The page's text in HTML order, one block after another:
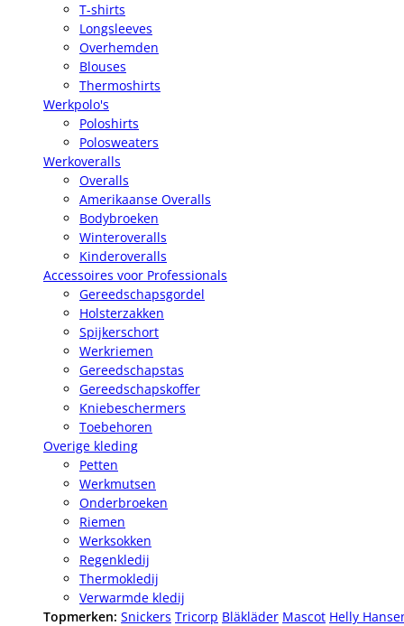
T-shirts
Longsleeves
Overhemden
Blouses
Thermoshirts
Werkpolo's
Poloshirts
Polosweaters
Werkoveralls
Overalls
Amerikaanse Overalls
Bodybroeken
Winteroveralls
Kinderoveralls
Accessoires voor Professionals
Gereedschapsgordel
Holsterzakken
Spijkerschort
Werkriemen
Gereedschapstas
Gereedschapskoffer
Kniebeschermers
Toebehoren
Overige kleding
Petten
Werkmutsen
Onderbroeken
Riemen
Werksokken
Regenkledij
Thermokledij
Verwarmde kledij
Topmerken: Snickers Tricorp Bläkläder Mascot Helly